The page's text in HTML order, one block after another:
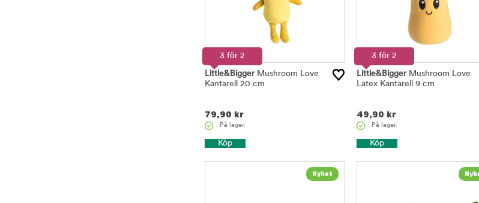
3 för 2
Little&BiggerMushroom Love
Kantarell 20 cm
79,90 kr
På lager.
Köp
3 för 2
Little&BiggerMushroom Love
Latex Kantarell 9 cm
49,90 kr
På lager.
Köp